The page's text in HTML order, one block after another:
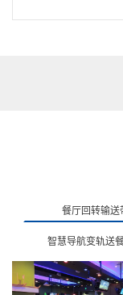
餐厅回转输送
智慧导航变轨送